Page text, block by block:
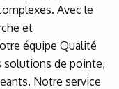
Avec le
et
équipe Qualité
solutions de pointe,
Notre service